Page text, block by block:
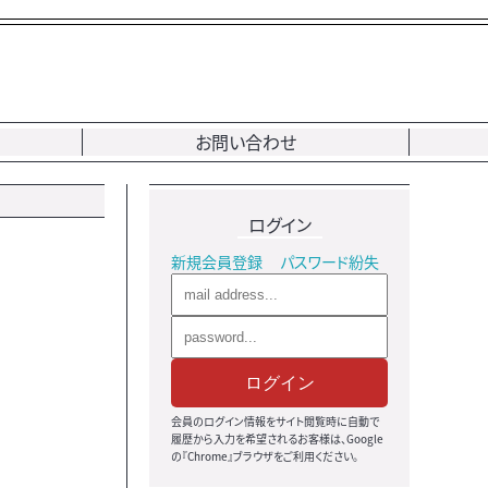
お問い合わせ
ログイン
新規会員登録 パスワード紛失
ログイン
会員のログイン情報をサイト閲覧時に自動で
履歴から入力を希望されるお客様は、Google
の『Chrome』ブラウザをご利用ください。